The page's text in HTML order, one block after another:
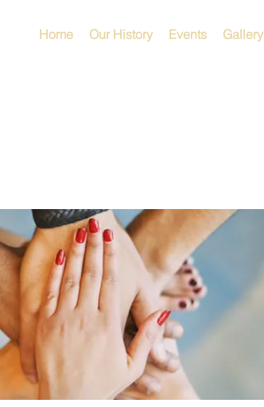
Home Our History Events Gallery